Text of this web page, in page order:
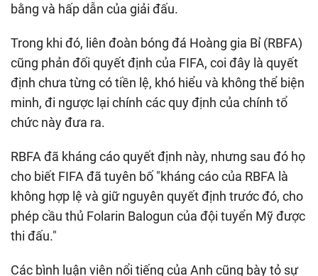
bằng và hấp dẫn của giải đấu.
Trong khi đó, liên đoàn bóng đá Hoàng gia Bỉ (RBFA)
cũng phản đối quyết định của FIFA, coi đây là quyết
định chưa từng có tiền lệ, khó hiểu và không thể biện
minh, đi ngược lại chính các quy định của chính tổ
chức này đưa ra.
RBFA đã kháng cáo quyết định này, nhưng sau đó họ
cho biết FIFA đã tuyên bố "kháng cáo của RBFA là
không hợp lệ và giữ nguyên quyết định trước đó, cho
phép cầu thủ Folarin Balogun của đội tuyển Mỹ được
thi đấu."
Các bình luận viên nổi tiếng của Anh cũng bày tỏ sự